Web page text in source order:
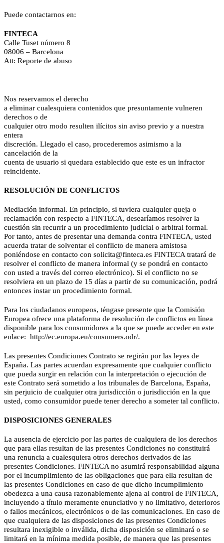
Puede contactarnos en:
FINTECA
Calle Tuset número 8
08006 – Barcelona
Att: Reporte de abuso
Nos reservamos el derecho
a eliminar cualesquiera contenidos que presuntamente vulneren
derechos o de
cualquier otro modo resulten ilícitos sin aviso previo y a nuestra
entera
discreción. Llegado el caso, procederemos asimismo a la
cancelación de la
cuenta de usuario si quedara establecido que este es un infractor
reincidente.
RESOLUCIÓN DE CONFLICTOS
Mediación informal. En principio, si tuviera cualquier queja o
reclamación con respecto a FINTECA, desearíamos resolver la
cuestión sin recurrir a un procedimiento judicial o arbitral formal.
Por tanto, antes de presentar una demanda contra FINTECA, usted
acuerda tratar de solventar el conflicto de manera amistosa
poniéndose en contacto con solicita@finteca.es FINTECA tratará de
resolver el conflicto de manera informal (y se pondrá en contacto
con usted a través del correo electrónico). Si el conflicto no se
resolviera en un plazo de 15 días a partir de su comunicación, podrá
entonces instar un procedimiento formal.
Para los ciudadanos europeos, téngase presente que la Comisión
Europea ofrece una plataforma de resolución de conflictos en línea
disponible para los consumidores a la que se puede acceder en este
enlace: http://ec.europa.eu/consumers.odr/.
Las presentes Condiciones Contrato se regirán por las leyes de
España. Las partes acuerdan expresamente que cualquier conflicto
que pueda surgir en relación con la interpretación o ejecución de
este Contrato será sometido a los tribunales de Barcelona, España,
sin perjuicio de cualquier otra jurisdicción o jurisdicción en la que
usted, como consumidor puede tener derecho a someter tal conflicto.
DISPOSICIONES GENERALES
La ausencia de ejercicio por las partes de cualquiera de los derechos
que para ellas resultan de las presentes Condiciones no constituirá
una renuncia a cualesquiera otros derechos derivados de las
presentes Condiciones. FINTECA no asumirá responsabilidad alguna
por el incumplimiento de las obligaciones que para ella resultan de
las presentes Condiciones en caso de que dicho incumplimiento
obedezca a una causa razonablemente ajena al control de FINTECA,
incluyendo a título meramente enunciativo y no limitativo, deterioros
o fallos mecánicos, electrónicos o de las comunicaciones. En caso de
que cualquiera de las disposiciones de las presentes Condiciones
resultara inexigible o inválida, dicha disposición se eliminará o se
limitará en la mínima medida posible, de manera que las presentes